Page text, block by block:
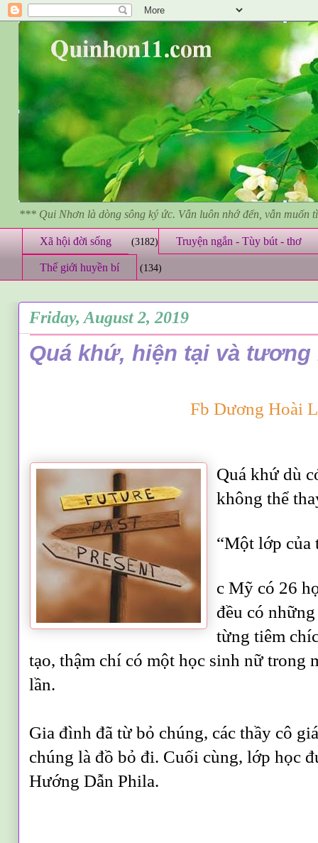
*** Qui Nhơn là dòng sông ký ức. Vẫn luôn nhớ đến, vẫn muốn
Xã hội đời sống (3182) Truyện ngắn - Tùy bút - thơ
Thế giới huyền bí (134)
Friday, August 2, 2019
Quá khứ, hiện tại và tương
Fb Dương Hoài
Quá khứ dù
không thể
“Một lớp của
c Mỹ có 26
đều có
từng tiêm
tạo, thậm chí có một học sinh nữ trong
lần.
Gia đình đã từ bỏ chúng, các thầy cô
chúng là đồ bỏ đi. Cuối cùng, lớp học
Hướng Dẫn Phila.